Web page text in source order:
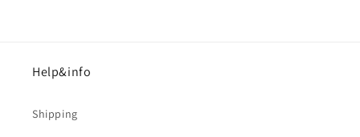
Help&info
Shipping